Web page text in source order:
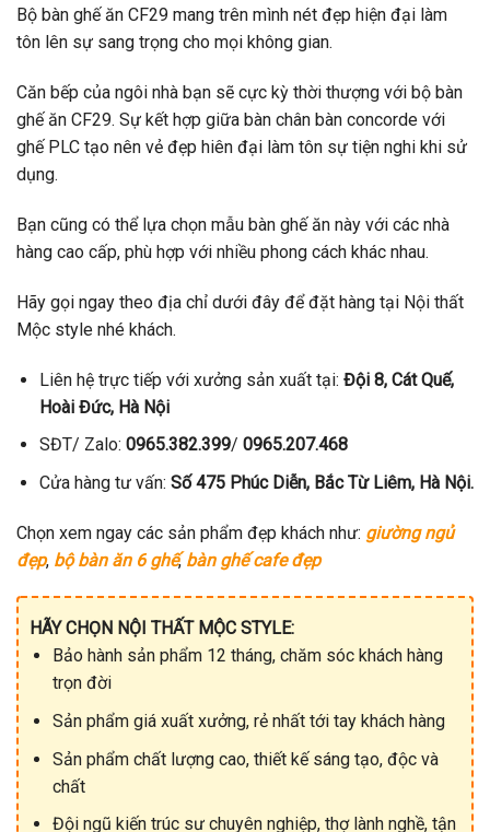
Bộ bàn ghế ăn CF29 mang trên mình nét đẹp hiện đại làm
tôn lên sự sang trọng cho mọi không gian.
Căn bếp của ngôi nhà bạn sẽ cực kỳ thời thượng với bộ bàn
ghế ăn CF29. Sự kết hợp giữa bàn chân bàn concorde với
ghế PLC tạo nên vẻ đẹp hiên đại làm tôn sự tiện nghi khi sử
dụng.
Bạn cũng có thể lựa chọn mẫu bàn ghế ăn này với các nhà
hàng cao cấp, phù hợp với nhiều phong cách khác nhau.
Hãy gọi ngay theo địa chỉ dưới đây để đặt hàng tại Nội thất
Mộc style nhé khách.
Liên hệ trực tiếp với xưởng sản xuất tại: Đội 8, Cát Quế,
Hoài Đức, Hà Nội
SĐT/ Zalo: 0965.382.399/ 0965.207.468
Cửa hàng tư vấn: Số 475 Phúc Diễn, Bắc Từ Liêm, Hà Nội.
Chọn xem ngay các sản phẩm đẹp khách như: giường ngủ
đẹp, bộ bàn ăn 6 ghế,bàn ghế cafe đẹp
HÃY CHỌN NỘI THẤT MỘC STYLE:
Bảo hành sản phẩm 12 tháng, chăm sóc khách hàng
trọn đời
Sản phẩm giá xuất xưởng, rẻ nhất tới tay khách hàng
Sản phẩm chất lượng cao, thiết kế sáng tạo, độc và
chất
Đội ngũ kiến trúc sư chuyên nghiệp, thợ lành nghề, tận